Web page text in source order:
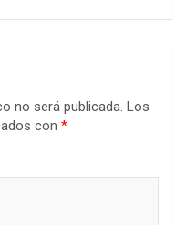
no será publicada. Los
con *